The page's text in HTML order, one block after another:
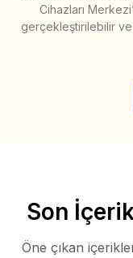
Cihazları
gerçekleştirilebilir ve
Son
Öne çıkan